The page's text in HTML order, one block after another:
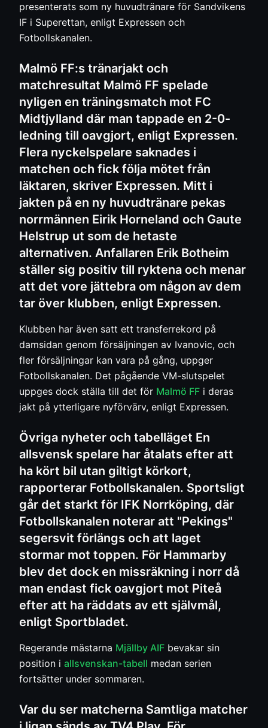
presenterats som ny huvudtränare för Sandvikens
IF i Superettan, enligt Expressen och
Fotbollskanalen.
Malmö FF:s tränarjakt och
matchresultat Malmö FF spelade
nyligen en träningsmatch mot FC
Midtjylland där man tappade en 2-0-
ledning till oavgjort, enligt Expressen.
Flera nyckelspelare saknades i
matchen och fick följa mötet från
läktaren, skriver Expressen. Mitt i
jakten på en ny huvudtränare pekas
norrmännen Eirik Horneland och Gaute
Helstrup ut som de hetaste
alternativen. Anfallaren Erik Botheim
ställer sig positiv till ryktena och menar
att det vore jättebra om någon av dem
tar över klubben, enligt Expressen.
Klubben har även satt ett transferrekord på
damsidan genom försäljningen av Ivanovic, och
fler försäljningar kan vara på gång, uppger
Fotbollskanalen. Det pågående VM-slutspelet
uppges dock ställa till det för Malmö FF i deras
jakt på ytterligare nyförvärv, enligt Expressen.
Övriga nyheter och tabelläget En
allsvensk spelare har åtalats efter att
ha kört bil utan giltigt körkort,
rapporterar Fotbollskanalen. Sportsligt
går det starkt för IFK Norrköping, där
Fotbollskanalen noterar att "Pekings"
segersvit förlängs och att laget
stormar mot toppen. För Hammarby
blev det dock en missräkning i norr då
man endast fick oavgjort mot Piteå
efter att ha räddats av ett självmål,
enligt Sportbladet.
Regerande mästarna Mjällby AIF bevakar sin
position i allsvenskan-tabell medan serien
fortsätter under sommaren.
Var du ser matcherna Samtliga matcher